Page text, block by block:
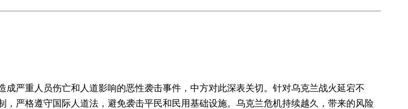
严重人员伤亡和人道影响的恶性袭击事件，中方对此深表关切。针对乌克兰战火延宕不
严格遵守国际人道法，避免袭击平民和民用基础设施。乌克兰危机持续越久，带来的风险